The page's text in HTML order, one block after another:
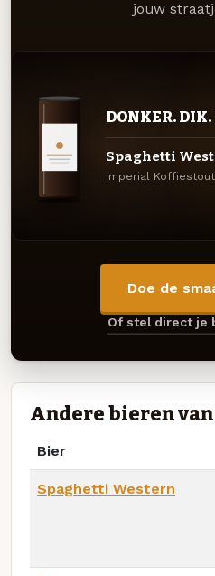
jouw
DONKER.
Spaghetti
Imperial Koffiestout
Doe de
Of stel direct je
Andere bieren
Bier
Spaghetti Western